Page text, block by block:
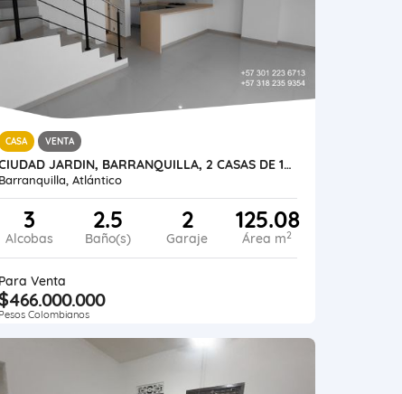
CASA VENTA
CIUDAD JARDIN, BARRANQUILLA, 2 CASAS DE 125 M2 CADA UNA ESTRATO 4
Barranquilla, Atlántico
3
Alcobas
2.5
Baño(s)
2
Garaje
125.08
Área m2
Para Venta
$466.000.000
Pesos Colombianos